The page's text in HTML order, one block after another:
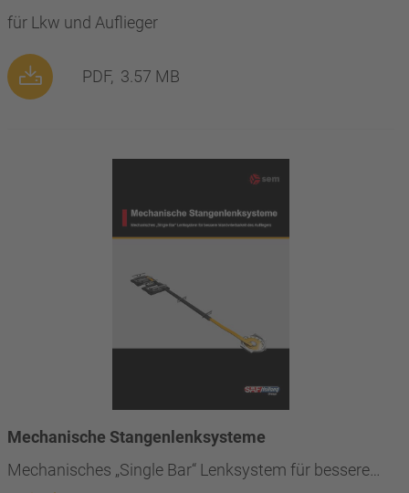
für Lkw und Auflieger
PDF, 3.57 MB
Mechanische Stangenlenksysteme
Mechanisches „Single Bar“ Lenksystem für bessere…